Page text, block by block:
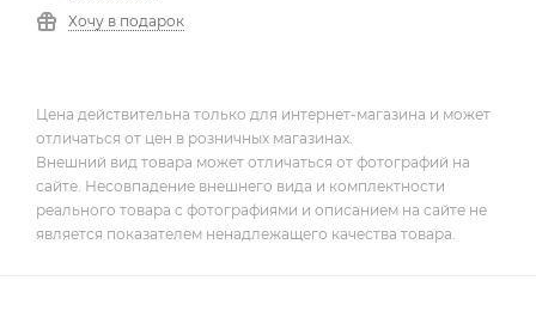
Хочу в подарок
Цена действительна только для интернет-магазина и может
отличаться от цен в розничных магазинах.
Внешний вид товара может отличаться от фотографий на
сайте. Несовпадение внешнего вида и комплектности
реального товара с фотографиями и описанием на сайте не
является показателем ненадлежащего качества товара.